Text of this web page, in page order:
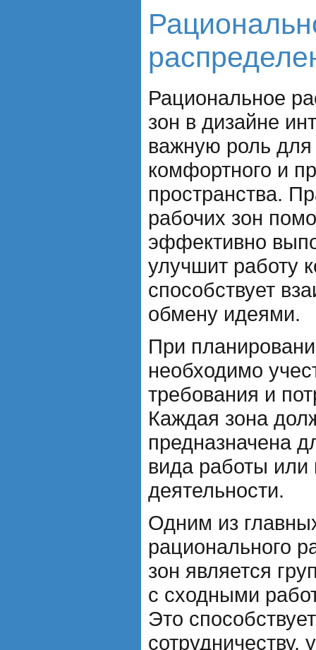
Рациональное
зон в дизайне
важную роль для
комфортного и
пространства.
рабочих зон
эффективно
улучшит работу
способствует
обмену идеями.
При
необходимо
требования и
Каждая зона
предназначена
вида работы или
деятельности.
Одним из
рационального
зон является
с сходными
Это
сотрудничеству,